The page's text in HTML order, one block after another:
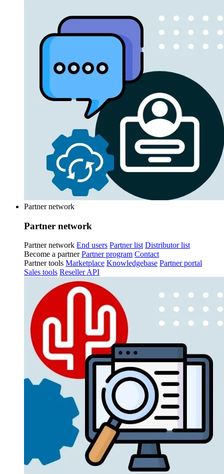
Partner network
Partner network
Partner network End users Partner list Distributor list
Become a partner Partner program Contact
Partner tools Marketplace Knowledgebase Partner portal
Sales tools Reseller API